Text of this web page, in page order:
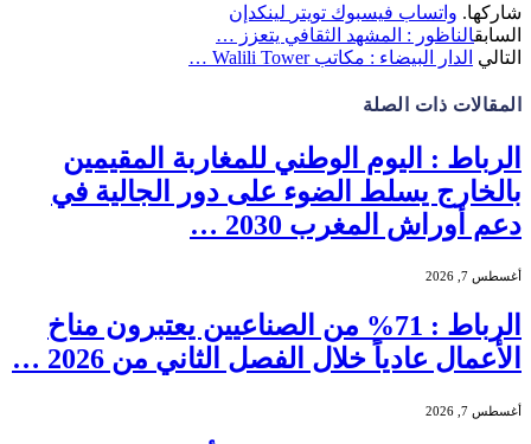
شاركها. واتساب فيسبوك تويتر لينكدإن
السابقالناظور : المشهد الثقافي يتعزز …
التالي الدار البيضاء : مكاتب Walili Tower …
المقالات ذات الصلة
الرباط : اليوم الوطني للمغاربة المقيمين
بالخارج يسلط الضوء على دور الجالية في
دعم أوراش المغرب 2030 …
أغسطس 7, 2026
الرباط : 71% من الصناعيين يعتبرون مناخ
الأعمال عادياً خلال الفصل الثاني من 2026 …
أغسطس 7, 2026